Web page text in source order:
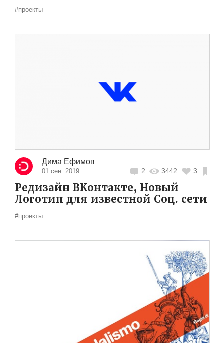
#проекты
Дима Ефимов
01 сен. 2019 2 3442 3
Редизайн ВКонтакте, Новый
Логотип для известной Соц. сети
#проекты